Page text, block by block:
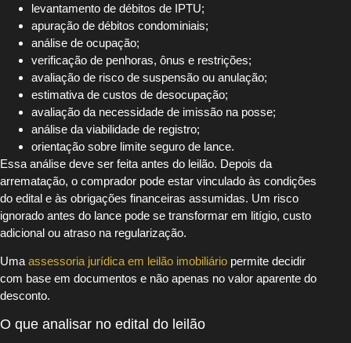
levantamento de débitos de IPTU;
apuração de débitos condominiais;
análise de ocupação;
verificação de penhoras, ônus e restrições;
avaliação de risco de suspensão ou anulação;
estimativa de custos de desocupação;
avaliação da necessidade de imissão na posse;
análise da viabilidade de registro;
orientação sobre limite seguro de lance.
Essa análise deve ser feita antes do leilão. Depois da
arrematação, o comprador pode estar vinculado às condições
do edital e às obrigações financeiras assumidas. Um risco
ignorado antes do lance pode se transformar em litígio, custo
adicional ou atraso na regularização.
Uma assessoria jurídica em leilão imobiliário permite decidir
com base em documentos e não apenas no valor aparente do
desconto.
O que analisar no edital do leilão